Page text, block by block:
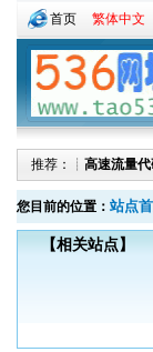
首页 繁体中文
推荐：┊ 高速流量
您目前的位置： 站点
【相关站点】